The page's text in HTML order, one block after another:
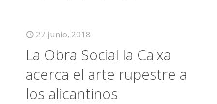
27 junio, 2018
La Obra Social la Caixa
acerca el arte rupestre a
los alicantinos